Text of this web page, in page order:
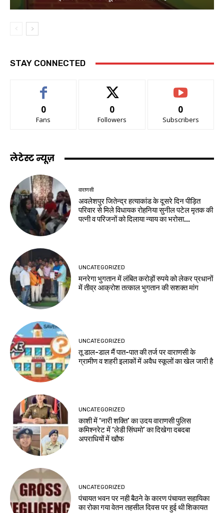
STAY CONNECTED
0
Fans
0
Followers
0
Subscribers
लेटेस्ट न्यूज़
वाराणसी
अवलेशपुर जितेन्द्र हत्याकांड के दूसरे दिन पीड़ित
परिवार से मिले विधायक रोहनिया सुनील पटेल मृतक की
पत्नी व परिजनों को दिलाया न्याय का भरोसा...
UNCATEGORIZED
मनरेगा भुगतान में लंबित करोड़ों रुपये को लेकर प्रधानों
में तीव्र आक्रोश तत्काल भुगतान की सशक्त मांग
UNCATEGORIZED
तू डाल-डाल मैं पात-पात की तर्ज पर वाराणसी के
ग्रामीण व शहरी इलाकों में अवैध स्कूलों का खेल जारी है
UNCATEGORIZED
काशी में ‘नारी शक्ति’ का उदय वाराणसी पुलिस
कमिश्नरेट में ‘लेडी सिंघमो’ का दिखेगा दबदबा
अपराधियों में खौफ
UNCATEGORIZED
पंचायत भवन पर नही बैठने के कारण पंचायत सहायिका
का रोका गया वेतन तहसील दिवस पर हुई थी शिकायत